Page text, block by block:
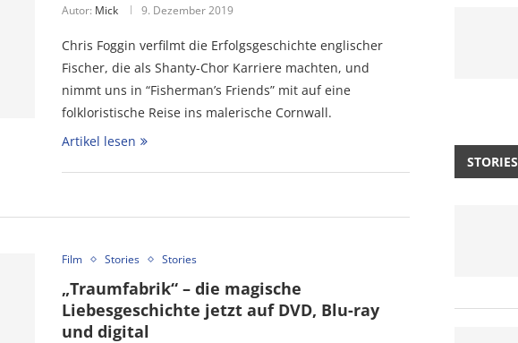
Autor: Mick 9. Dezember 2019
Chris Foggin verfilmt die Erfolgsgeschichte englischer
Fischer, die als Shanty-Chor Karriere machten, und
nimmt uns in “Fisherman’s Friends” mit auf eine
folkloristische Reise ins malerische Cornwall.
Artikel lesen
Film Stories Stories
„Traumfabrik“ – die magische
Liebesgeschichte jetzt auf DVD, Blu-ray
und digital
STORIES